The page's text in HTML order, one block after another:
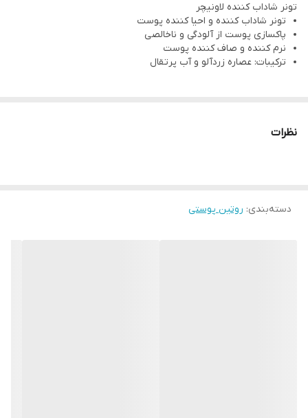
پوست، رطوبت رسانی و تقویت پوست را نیز برعهده دارد.
کاهش دهنده منافذ باز
فاقد پارابن
فرمولاسیون فوق العاده مغذی و مملو از آنتی اکسیدان، ویتامین ها و
و تقویت پوست را نیز برعهده دارد. این تونر کاهش دهنده منافذ باز و
تونر شاداب کننده لاونیچر
تونر شاداب کننده و احیا کننده پوست
پاکسازی پوست از آلودگی و ناخالصی
نرم کننده و صاف کننده پوست
ترکیبات: عصاره زردآلو و آب پرتقال
نظرات
دسته‌بندی: روتین پوستی